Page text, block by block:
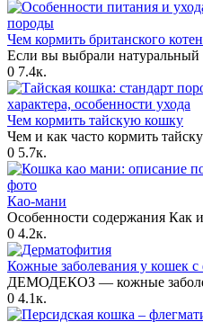
Чем кормить британского
Если вы выбрали
0 7.4к.
Чем кормить тайскую кошку
Чем и как часто кормить
0 5.7к.
Као-мани
Особенности содержания Как
0 4.2к.
Кожные заболевания у кошек
ДЕМОДЕКОЗ — кожные
0 4.1к.